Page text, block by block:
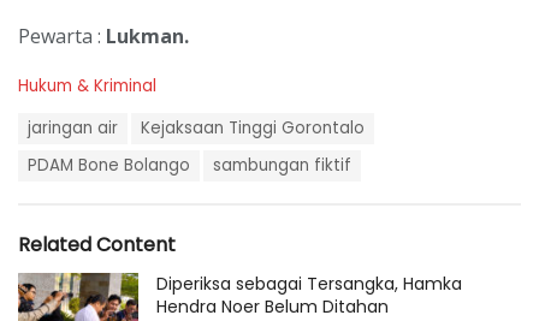
Pewarta : Lukman.
C
i
e
s
:
Hukum & Kriminal
a
jaringan air
Kejaksaan Tinggi Gorontalo
PDAM Bone Bolango
sambungan fiktif
Related Content
Diperiksa sebagai Tersangka, Hamka
Hendra Noer Belum Ditahan